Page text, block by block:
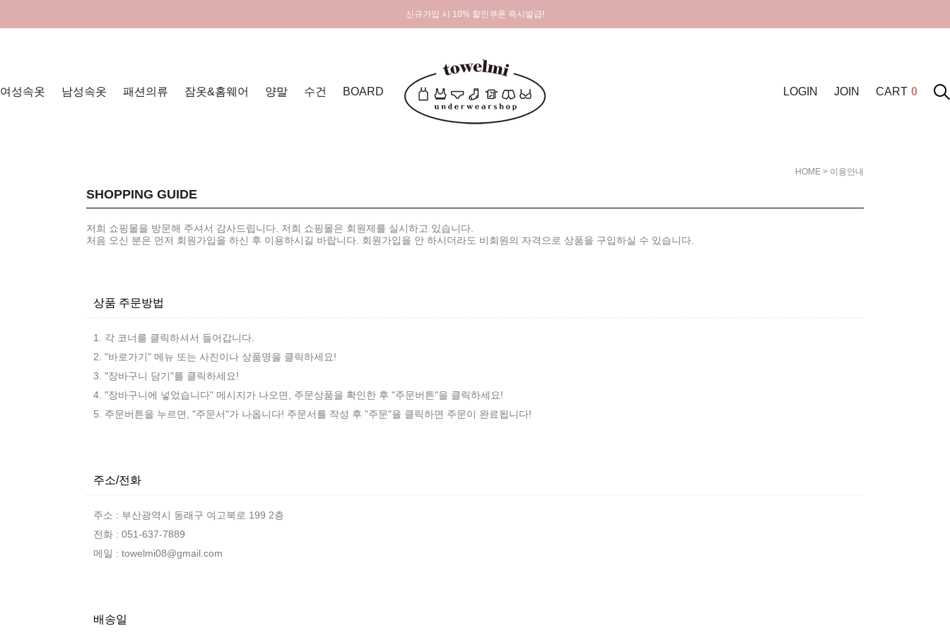
신규가입 시 10% 할인쿠폰 즉시발급!
여성속옷 남성속옷 패션의류 잠옷&홈웨어 양말 수건 BOARD LOGIN JOIN CART 0
HOME > 이용안내
SHOPPING GUIDE
저희 쇼핑몰을 방문해 주셔서 감사드립니다. 저희 쇼핑몰은 회원제를 실시하고 있습니다.
처음 오신 분은 먼저 회원가입을 하신 후 이용하시길 바랍니다. 회원가입을 안 하시더라도 비회원의 자격으로 상품을 구입하실 수 있습니다.
상품 주문방법
1. 각 코너를 클릭하셔서 들어갑니다.
2. "바로가기" 메뉴 또는 사진이나 상품명을 클릭하세요!
3. "장바구니 담기"를 클릭하세요!
4. "장바구니에 넣었습니다" 메시지가 나오면, 주문상품을 확인한 후 "주문버튼"을 클릭하세요!
5. 주문버튼을 누르면, "주문서"가 나옵니다! 주문서를 작성 후 "주문"을 클릭하면 주문이 완료됩니다!
주소/전화
주소 : 부산광역시 동래구 여고북로 199 2층
전화 : 051-637-7889
메일 : towelmi08@gmail.com
배송일